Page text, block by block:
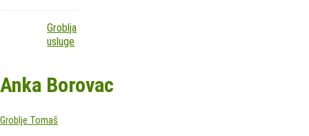
Groblja
usluge
Anka Borovac
Groblje Tomaš